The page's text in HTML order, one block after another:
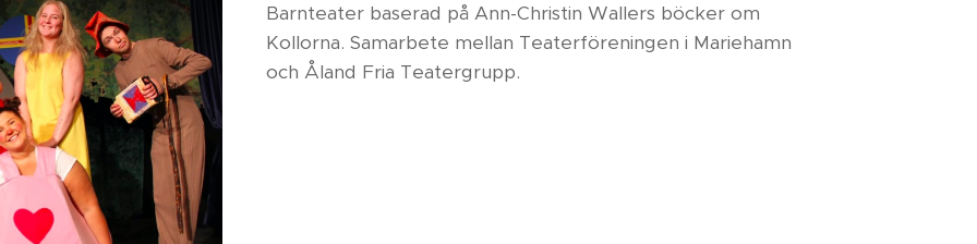
Barnteater baserad på Ann-Christin Wallers böcker om
Kollorna. Samarbete mellan Teaterföreningen i Mariehamn
och Åland Fria Teatergrupp.